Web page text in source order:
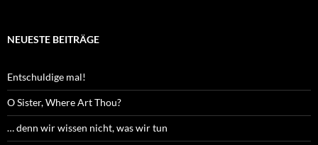
NEUESTE BEITRÄGE
Entschuldige mal!
O Sister, Where Art Thou?
… denn wir wissen nicht, was wir tun